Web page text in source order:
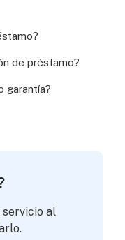
de préstamo?
garantía?
servicio al